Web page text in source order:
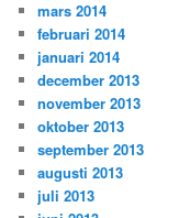
mars 2014
februari 2014
januari 2014
december 2013
november 2013
oktober 2013
september 2013
augusti 2013
juli 2013